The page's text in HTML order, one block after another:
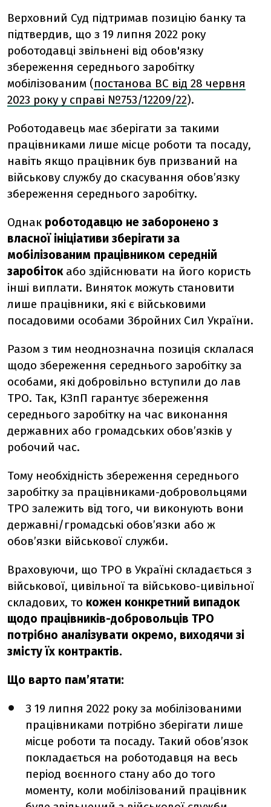
Верховний Суд підтримав позицію банку та
підтвердив, що з 19 липня 2022 року
роботодавці звільнені від обов'язку
збереження середнього заробітку
мобілізованим (постанова ВС від 28 червня
2023 року у справі №753/12209/22).
Роботодавець має зберігати за такими
працівниками лише місце роботи та посаду,
навіть якщо працівник був призваний на
військову службу до скасування обов’язку
збереження середнього заробітку.
Однак роботодавцю не заборонено з
власної ініціативи зберігати за
мобілізованим працівником середній
заробітокабо здійснювати на його користь
інші виплати. Виняток можуть становити
лише працівники, які є військовими
посадовими особами Збройних Сил України.
Разом з тим неоднозначна позиція склалася
щодо збереження середнього заробітку за
особами, які добровільно вступили до лав
ТРО. Так, КЗпП гарантує збереження
середнього заробітку на час виконання
державних або громадських обов’язків у
робочий час.
Тому необхідність збереження середнього
заробітку за працівниками-добровольцями
ТРО залежить від того, чи виконують вони
державні/громадські обов’язки або ж
обов’язки військової служби.
Враховуючи, що ТРО в Україні складається з
військової, цивільної та військово-цивільної
складових, то кожен конкретний випадок
щодо працівників-добровольців ТРО
потрібно аналізувати окремо, виходячи зі
змісту їх контрактів.
Що варто пам’ятати:
З 19 липня 2022 року за мобілізованими
працівниками потрібно зберігати лише
місце роботи та посаду. Такий обов’язок
покладається на роботодавця на весь
період воєнного стану або до того
моменту, коли мобілізований працівник